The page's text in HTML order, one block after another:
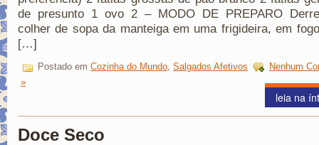
de presunto 1 ovo 2 – MODO DE PREPARO
colher de sopa da manteiga em uma frigideira, em
[…]
Postado em Cozinha do Mundo, Salgados Afetivos
Nenhum
»
leia na
Doce Seco